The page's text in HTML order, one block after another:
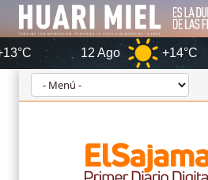
12 Ago +14°C